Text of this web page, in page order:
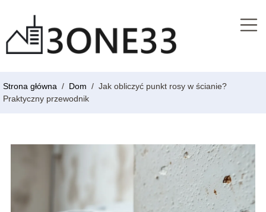
Strona główna / Dom / Jak obliczyć punkt rosy w ścianie?
Praktyczny przewodnik